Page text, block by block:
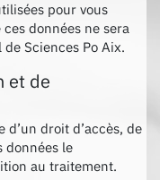
pour vous
données ne sera
Sciences Po Aix.
et de
droit d’accès, de
données le
au traitement.